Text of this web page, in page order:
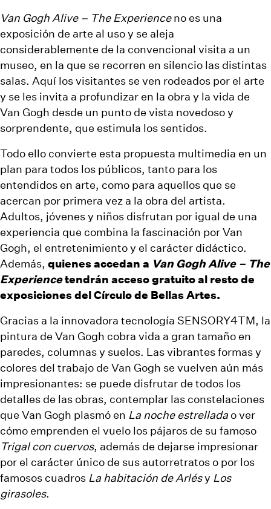
Van Gogh Alive – The Experienceno es una
exposición de arte al uso y se aleja
considerablemente de la convencional visita a un
museo, en la que se recorren en silencio las distintas
salas. Aquí los visitantes se ven rodeados por el arte
y se les invita a profundizar en la obra y la vida de
Van Gogh desde un punto de vista novedoso y
sorprendente, que estimula los sentidos.
Todo ello convierte esta propuesta multimedia en un
plan para todos los públicos, tanto para los
entendidos en arte, como para aquellos que se
acercan por primera vez a la obra del artista.
Adultos, jóvenes y niños disfrutan por igual de una
experiencia que combina la fascinación por Van
Gogh, el entretenimiento y el carácter didáctico.
Además, quienes accedan a Van Gogh Alive – The
Experiencetendrán acceso gratuito al resto de
exposiciones del Círculo de Bellas Artes.
Gracias a la innovadora tecnología SENSORY4TM, la
pintura de Van Gogh cobra vida a gran tamaño en
paredes, columnas y suelos. Las vibrantes formas y
colores del trabajo de Van Gogh se vuelven aún más
impresionantes: se puede disfrutar de todos los
detalles de las obras, contemplar las constelaciones
que Van Gogh plasmó en La noche estrellada o ver
cómo emprenden el vuelo los pájaros de su famoso
Trigal con cuervos, además de dejarse impresionar
por el carácter único de sus autorretratos o por los
famosos cuadros La habitación de Arlésy Los
girasoles.